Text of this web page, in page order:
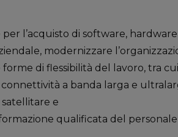
l’acquisto di software,
modernizzare
di flessibilità del lavoro, tra
a banda larga e
e
qualificata del personale